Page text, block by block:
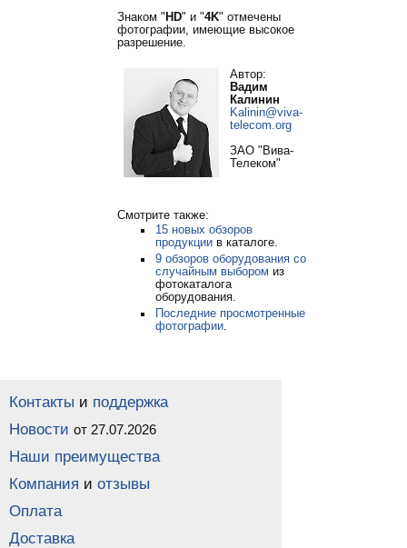
Знаком " HD" и "4K" отмечены
фотографии, имеющие высокое
разрешение.
Автор:
Вадим
Калинин
Kalinin@viva-
telecom.org
ЗАО "Вива-
Телеком"
Смотрите также:
15 новых обзоров
продукциив каталоге.
9 обзоров оборудования со
случайным выбором из
фотокаталога
оборудования.
Последние просмотренные
фотографии.
Контакты и поддержка
Новости от 27.07.2026
Наши преимущества
Компания и отзывы
Оплата
Доставка